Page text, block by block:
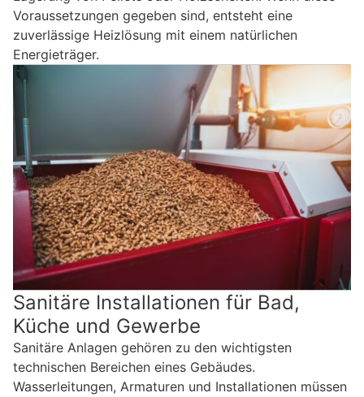
Voraussetzungen gegeben sind, entsteht eine
zuverlässige Heizlösung mit einem natürlichen
Energieträger.
Sanitäre Installationen für Bad,
Küche und Gewerbe
Sanitäre Anlagen gehören zu den wichtigsten
technischen Bereichen eines Gebäudes.
Wasserleitungen, Armaturen und Installationen müssen